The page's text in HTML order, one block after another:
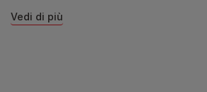
Vedi di più